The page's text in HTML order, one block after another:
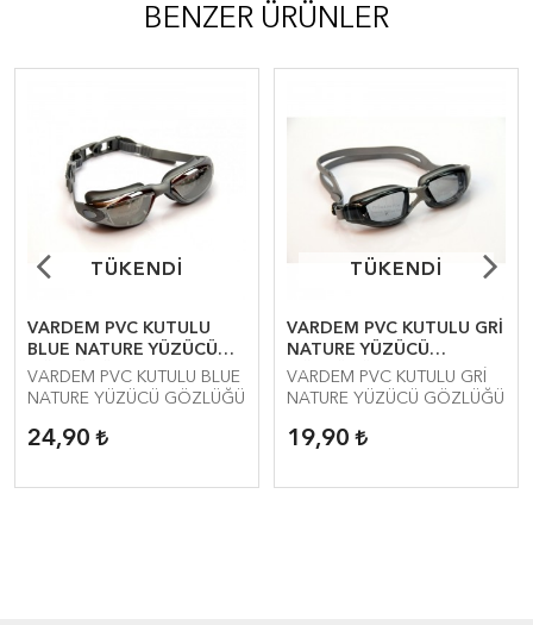
BENZER ÜRÜNLER
TÜKENDİ
TÜKENDİ
VARDEM PVC KUTULU
BLUE NATURE YÜZÜCÜ
GÖZLÜĞÜ B
VARDEM PVC KUTULU BLUE
NATURE YÜZÜCÜ GÖZLÜĞÜ
24,90
TÜKENDİ
TÜKENDİ
VARDEM PVC KUTULU GRİ
NATURE YÜZÜCÜ
GÖZLÜĞÜ
VARDEM PVC KUTULU GRİ
NATURE YÜZÜCÜ GÖZLÜĞÜ
19,90